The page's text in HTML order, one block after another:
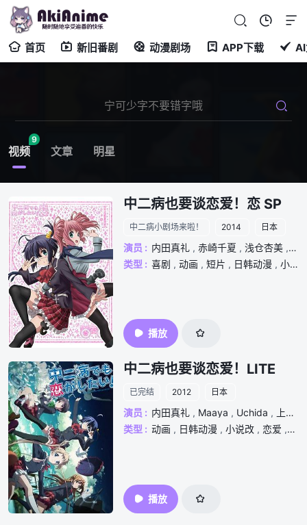
首页 新旧番剧 动漫剧场 APP下载
视频
9
文章 明星
中二病也要谈恋爱！恋 SP
中二病小剧场来啦！ 2014 日本
演员 : 内田真礼 , 赤崎千夏 , 浅仓杏美 , 上
类型 : 喜剧 , 动画 , 短片 , 日韩动漫 , 小说改
播放
中二病也要谈恋爱！LITE
已完结 2012 日本
演员 : 内田真礼 , Maaya , Uchida ,
上坂堇
类型 : 动画 , 日韩动漫 , 小说改 , 恋爱 , 校
播放